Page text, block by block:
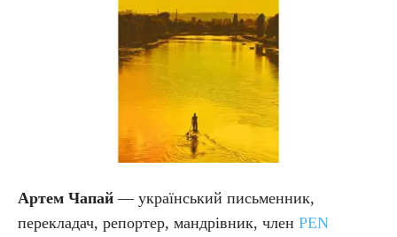
Артем Чапай — український письменник,
перекладач, репортер, мандрівник, член PEN